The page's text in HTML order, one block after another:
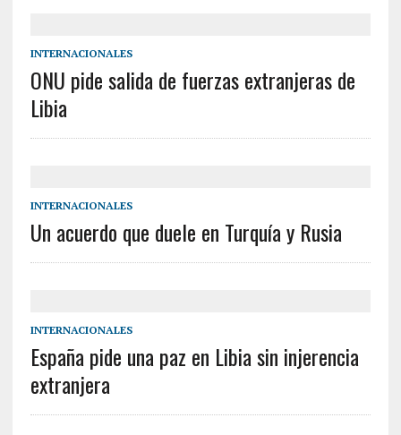
INTERNACIONALES
ONU pide salida de fuerzas extranjeras de
Libia
INTERNACIONALES
Un acuerdo que duele en Turquía y Rusia
INTERNACIONALES
España pide una paz en Libia sin injerencia
extranjera